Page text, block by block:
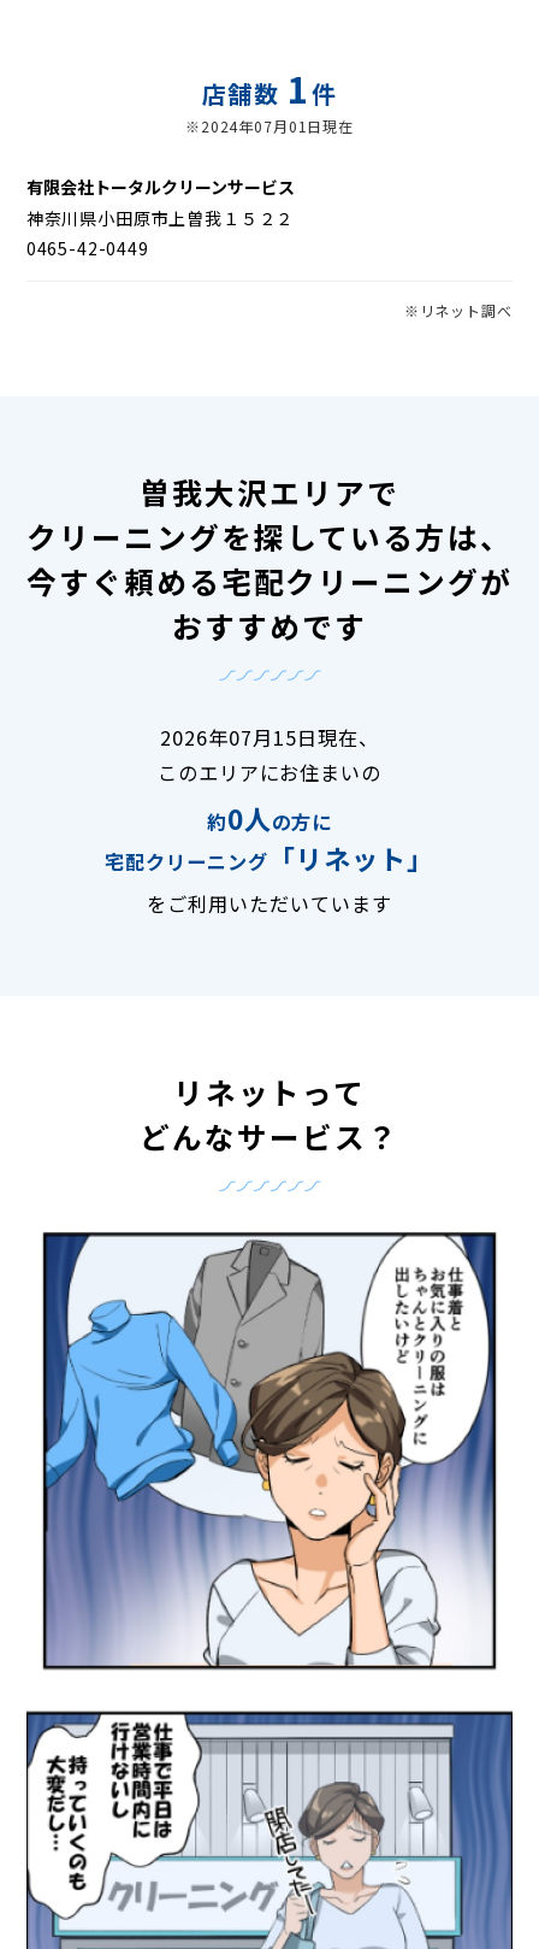
店舗数 1件
※2024年07月01日現在
有限会社トータルクリーンサービス
神奈川県小田原市上曽我１５２２
0465-42-0449
※リネット調べ
曽我大沢エリアで
クリーニングを探している方は、
今すぐ頼める宅配クリーニングが
おすすめです
2026年07月15日現在、
このエリアにお住まいの
約0人の方に
宅配クリーニング
「リネット」
をご利用いただいています
リネットって
どんなサービス？